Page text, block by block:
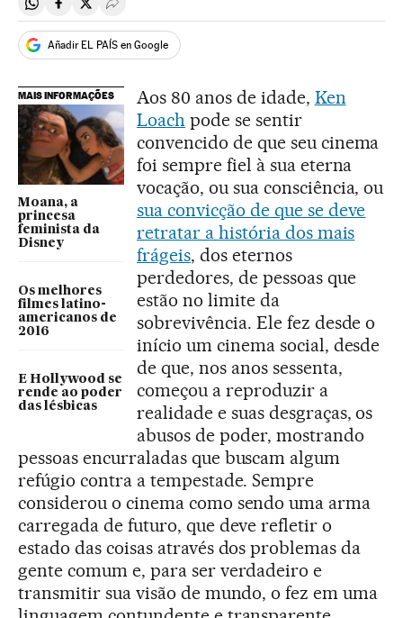
Compartir en Whatsapp
Compartir en Facebook
Compartir en Twitter
Desplegar Redes Sociales
Añadir EL PAÍS en Google
MAIS INFORMAÇÕES
Moana, a
princesa
feminista da
Disney
Os melhores
filmes latino-
americanos de
2016
E Hollywood se
rende ao poder
das lésbicas
Aos 80 anos de idade, Ken
Loach pode se sentir
convencido de que seu cinema
foi sempre fiel à sua eterna
vocação, ou sua consciência, ou
sua convicção de que se deve
retratar a história dos mais
frágeis, dos eternos
perdedores, de pessoas que
estão no limite da
sobrevivência. Ele fez desde o
início um cinema social, desde
de que, nos anos sessenta,
começou a reproduzir a
realidade e suas desgraças, os
abusos de poder, mostrando
pessoas encurraladas que buscam algum
refúgio contra a tempestade. Sempre
considerou o cinema como sendo uma arma
carregada de futuro, que deve refletir o
estado das coisas através dos problemas da
gente comum e, para ser verdadeiro e
transmitir sua visão de mundo, o fez em uma